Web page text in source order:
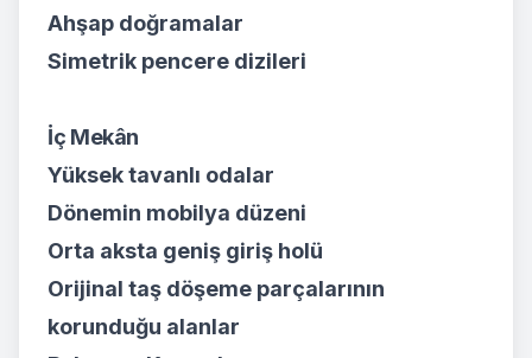
Ahşap doğramalar
Simetrik pencere dizileri
İç Mekân
Yüksek tavanlı odalar
Dönemin mobilya düzeni
Orta aksta geniş giriş holü
Orijinal taş döşeme parçalarının
korunduğu alanlar